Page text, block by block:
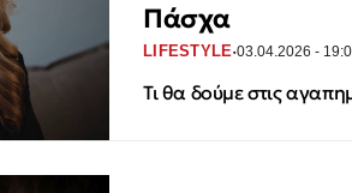
Πάσχα
LIFESTYLE·03.04.2026 -
Τι θα δούμε στις